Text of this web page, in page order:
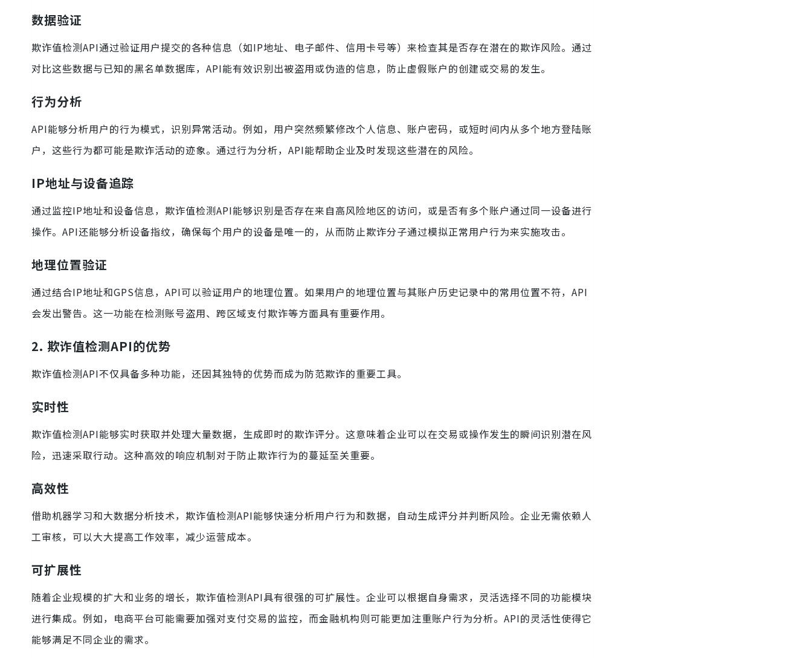
数据验证
欺诈值检测API通过验证用户提交的各种信息（如IP地址、电子邮件、信用卡号等）来检查其是否存在潜在的欺诈风险。通过
对比这些数据与已知的黑名单数据库，API能有效识别出被盗用或伪造的信息，防止虚假账户的创建或交易的发生。
行为分析
API能够分析用户的行为模式，识别异常活动。例如，用户突然频繁修改个人信息、账户密码，或短时间内从多个地方登陆账
户，这些行为都可能是欺诈活动的迹象。通过行为分析，API能帮助企业及时发现这些潜在的风险。
IP地址与设备追踪
通过监控IP地址和设备信息，欺诈值检测API能够识别是否存在来自高风险地区的访问，或是否有多个账户通过同一设备进行
操作。API还能够分析设备指纹，确保每个用户的设备是唯一的，从而防止欺诈分子通过模拟正常用户行为来实施攻击。
地理位置验证
通过结合IP地址和GPS信息，API可以验证用户的地理位置。如果用户的地理位置与其账户历史记录中的常用位置不符，API
会发出警告。这一功能在检测账号盗用、跨区域支付欺诈等方面具有重要作用。
2. 欺诈值检测API的优势
欺诈值检测API不仅具备多种功能，还因其独特的优势而成为防范欺诈的重要工具。
实时性
欺诈值检测API能够实时获取并处理大量数据，生成即时的欺诈评分。这意味着企业可以在交易或操作发生的瞬间识别潜在风
险，迅速采取行动。这种高效的响应机制对于防止欺诈行为的蔓延至关重要。
高效性
借助机器学习和大数据分析技术，欺诈值检测API能够快速分析用户行为和数据，自动生成评分并判断风险。企业无需依赖人
工审核，可以大大提高工作效率，减少运营成本。
可扩展性
随着企业规模的扩大和业务的增长，欺诈值检测API具有很强的可扩展性。企业可以根据自身需求，灵活选择不同的功能模块
进行集成。例如，电商平台可能需要加强对支付交易的监控，而金融机构则可能更加注重账户行为分析。API的灵活性使得它
能够满足不同企业的需求。